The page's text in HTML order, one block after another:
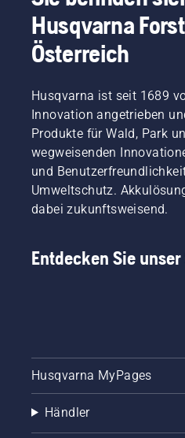
Husqvarna
Österreich
Husqvarna ist seit 1689
Innovation angetrieben
Produkte für Wald, Park
wegweisenden
und
Umweltschutz.
dabei zukunftsweisend.
Entdecken Sie
Husqvarna MyPages
Händler